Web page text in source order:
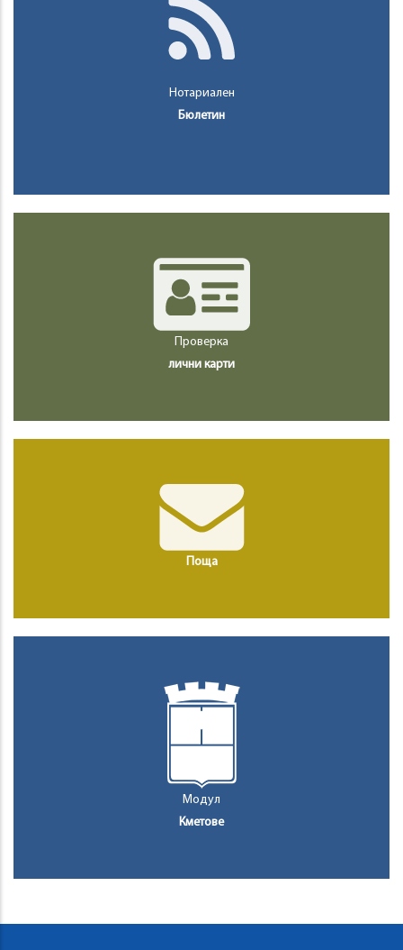
Нотариален
Бюлетин
Проверка
лични карти
Поща
Модул
Кметове